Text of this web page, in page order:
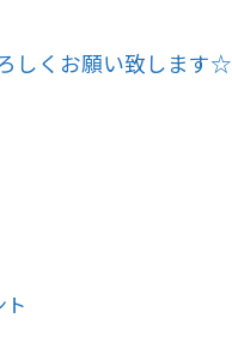
しくお願い致します☆
ト